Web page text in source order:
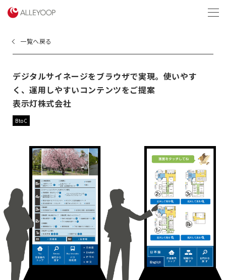
一覧へ戻る
デジタルサイネージをブラウザで実現。使いやす
く、運用しやすいコンテンツをご提案
表示灯株式会社
BtoC